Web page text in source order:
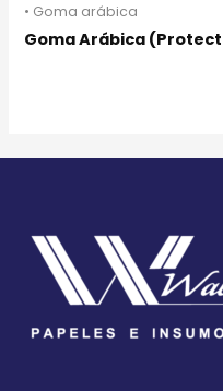
• Goma arábica
Goma Arábica